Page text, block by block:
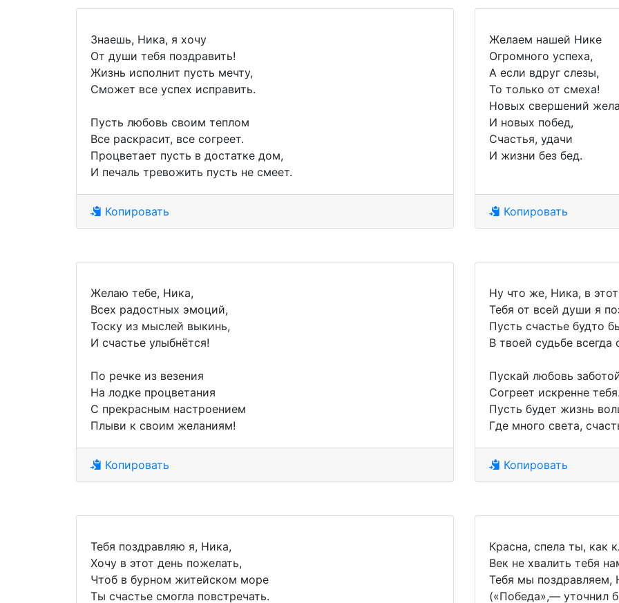
Знаешь, Ника, я хочу
От души тебя поздравить!
Жизнь исполнит пусть мечту,
Сможет все успех исправить.
Пусть любовь своим теплом
Все раскрасит, все согреет.
Процветает пусть в достатке дом,
И печаль тревожить пусть не смеет.
Копировать
Желаем нашей Нике
Огромного успеха,
А если вдруг слезы,
То только от смеха!
Новых свершений
И новых побед,
Счастья, удачи
И жизни без бед.
Копировать
Желаю тебе, Ника,
Всех радостных эмоций,
Тоску из мыслей выкинь,
И счастье улыбнётся!
По речке из везения
На лодке процветания
С прекрасным настроением
Плыви к своим желаниям!
Копировать
Ну что же, Ника, в
Тебя от всей души я
Пусть счастье будто
В твоей судьбе всегда
Пускай любовь
Согреет искренне
Пусть будет жизнь
Где много света,
Копировать
Тебя поздравляю я, Ника,
Хочу в этот день пожелать,
Чтоб в бурном житейском море
Ты счастье смогла повстречать.
Красна, спела ты, как
Век не хвалить тебя
Тебя мы поздравляем,
(«Победа»,— уточнил